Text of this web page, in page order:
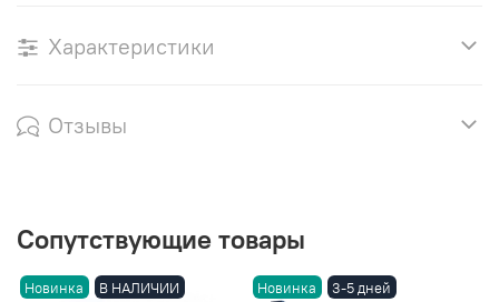
Характеристики
Отзывы
Сопутствующие товары
Новинка В НАЛИЧИИ Новинка 3-5 дней